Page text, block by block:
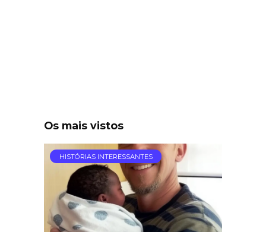
Os mais vistos
HISTÓRIAS INTERESSANTES